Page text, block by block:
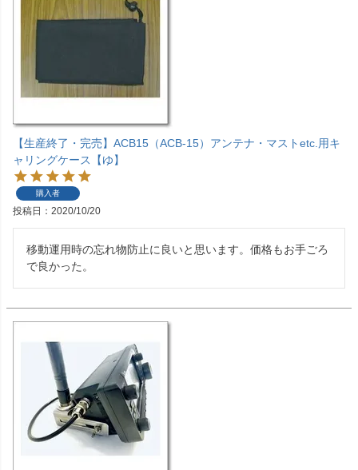
【生産終了・完売】ACB15（ACB-15）アンテナ・マストetc.用キ
ャリングケース【ゆ】
購入者
投稿日 2020/10/20
移動運用時の忘れ物防止に良いと思います。価格もお手ごろ